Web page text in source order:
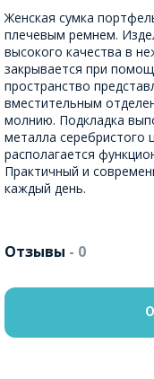
Женская сумка
плечевым ремнем.
высокого качества в
закрывается при
пространство
вместительным
молнию. Подкладка
металла серебристого
располагается
Практичный и
каждый день.
Отзывы - 0